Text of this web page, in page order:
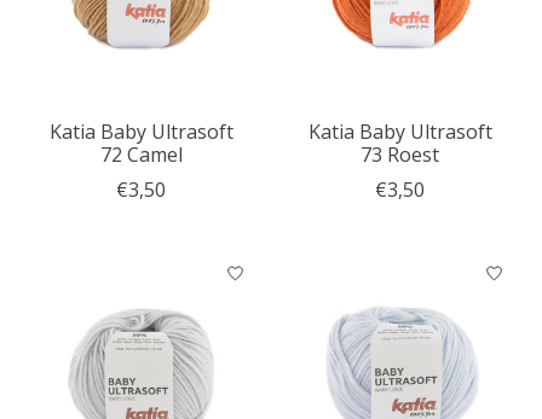
Katia Baby Ultrasoft
72 Camel
€3,50
Katia Baby Ultrasoft
73 Roest
€3,50